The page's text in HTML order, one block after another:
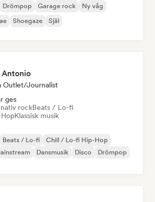
Drömpop Garage rock
Ny våg
Shoegaze Själ
Outlet/Journalist
ges
rockBeats / Lo-fi
Klassisk musik
Beats / Lo-fi
Chill / Lo-fi Hip-Hop
Dansmusik Disco
Drömpop